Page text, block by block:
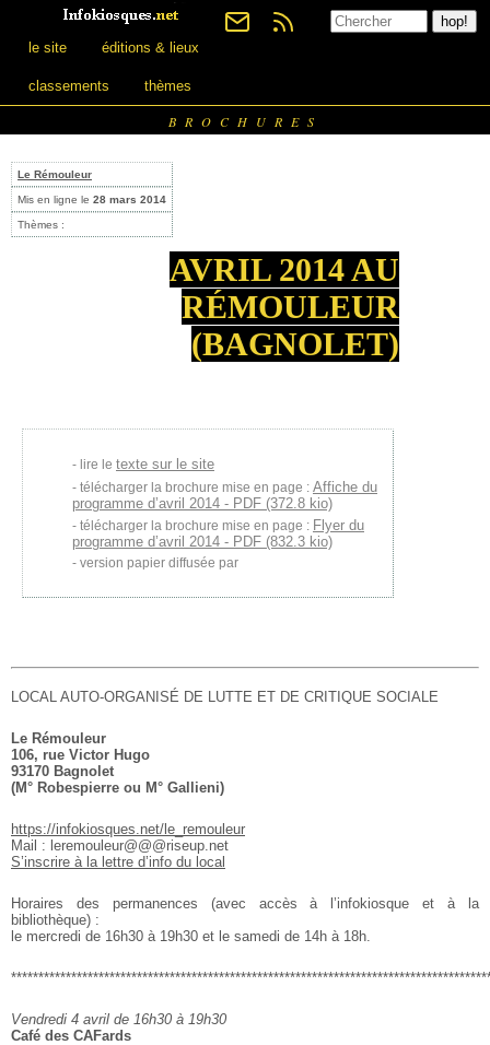
le site éditions & lieux
classements thèmes
BROCHURES
Le Rémouleur
Mis en ligne le 28 mars 2014
Thèmes :
AVRIL 2014 AU
RÉMOULEUR
(BAGNOLET)
lire le texte sur le site
télécharger la brochure mise en page : Affiche du
programme d’avril 2014 - PDF (372.8 kio)
télécharger la brochure mise en page : Flyer du
programme d’avril 2014 - PDF (832.3 kio)
version papier diffusée par
LOCAL AUTO-ORGANISÉ DE LUTTE ET DE CRITIQUE SOCIALE
Le Rémouleur
106, rue Victor Hugo
93170 Bagnolet
(M° Robespierre ou M° Gallieni)
https://infokiosques.net/le_remouleur
Mail : leremouleur@@@riseup.net
S’inscrire à la lettre d’info du local
Horaires des permanences (avec accès à l’infokiosque et à la
bibliothèque) :
le mercredi de 16h30 à 19h30 et le samedi de 14h à 18h.
Vendredi 4 avril de 16h30 à 19h30
Café des CAFards